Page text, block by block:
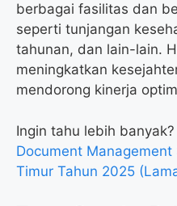
berbagai fasilitas dan
seperti tunjangan
tahunan, dan lain-lain.
meningkatkan
mendorong kinerja
Ingin tahu lebih
Document
Timur Tahun 2025